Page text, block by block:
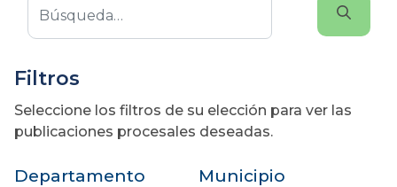
Filtros
Seleccione los filtros de su elección para ver las
publicaciones procesales deseadas.
Departamento Municipio